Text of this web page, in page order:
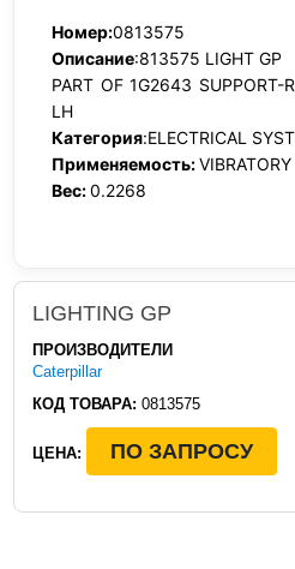
Номер:0813575
Описание:813575 LIGHT GP
PART OF 1G2643 SUPPORT-
LH
Категория:ELECTRICAL
Применяемость:
Вес:0.2268
LIGHTING GP
ПРОИЗВОДИТЕЛИ
Caterpillar
КОД ТОВАРА: 0813575
ЦЕНА: ПО ЗАПРОСУ